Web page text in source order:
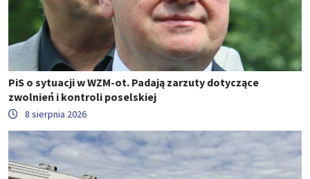
PiS o sytuacji w WZM-ot. Padają zarzuty dotyczące
zwolnień i kontroli poselskiej
8 sierpnia 2026